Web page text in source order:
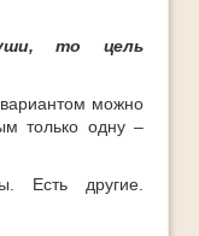
то цель
можно
только одну –
Есть другие.